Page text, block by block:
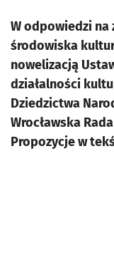
W odpowiedzi
środowiska
nowelizacją
działalności
Dziedzictwa
Wrocławska
Propozycje w